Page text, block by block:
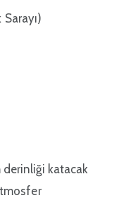
derinliği katacak